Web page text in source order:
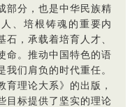
部分，也是中华民族精
、培根铸魂的重要内
，承载着培育人才、
命。推动中国特色的语
们肩负的时代重任。
理论大系》的出版，
目标提供了坚实的理论